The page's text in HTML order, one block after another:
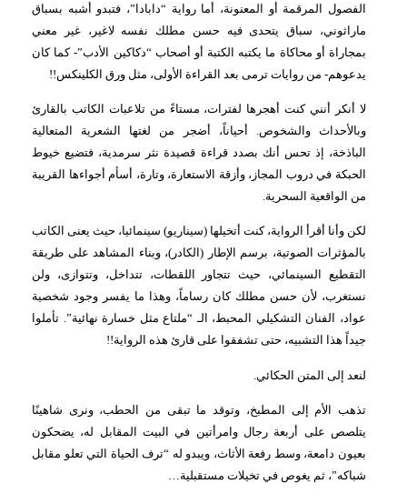
الفصول المرقمة أو المعنونة، أما رواية “دابادا”، فتبدو أشبه بسباق
ماراثوني، سباق يتحدى فيه حسن مطلك نفسه لاغير، غير معني
بمجاراة أو محاكاة ما يكتبه الكتبة أو أصحاب “دكاكين الأدب”- كما كان
يدعوهم- من روايات ترمى بعد القراءة الأولى، مثل ورق الكلينكس!!
لا أنكر أنني كنت أهجرها لفترات، مستاءً من تلاعبات الكاتب بالقارئ
وبالأحداث والشخوص. أحياناً، أضجر من لغتها الشعرية المتعالية
الباذخة، إذ تحس أنك بصدد قراءة قصيدة نثر سرمدية، فتضيع خيوط
الحبكة في دروب المجاز، وأزقة الاستعارة، وتارة، أسأم أجواءها القريبة
من الواقعية السحرية.
لكن وأنا أقرأ الرواية، كنت أتخيلها (سيناريو) سينمائيا، حيث يعنى الكاتب
بالمؤثرات الصوتية، برسم الإطار (الكادر)، وبناء المشاهد على طريقة
التقطيع السينمائي، حيث تتجاور اللقطات، تتداخل، وتتوازى، ولن
نستغرب، لأن حسن مطلك كان رساماً، وهذا ما يفسر وجود شخصية
عواد، الفنان التشكيلي المحبط، الـ “ملتاع مثل خسارة نهائية”. تأملوا
جيداً هذا التشبيه، حتى تشفقوا على قارئ هذه الرواية!!
لنعد إلى المتن الحكائي.
تذهب الأم إلى المطبخ، وتوقد ما تبقى من الحطب، ونرى شاهينًا
يتلصص على أربعة رجال وامرأتين في البيت المقابل له، يضحكون
بعيون دامعة، وسط رفعة الأثاث، ويبدو له “ترف الحياة التي تعلو مقابل
شباكه”، ثم يغوص في تخيلات مستقبلية…